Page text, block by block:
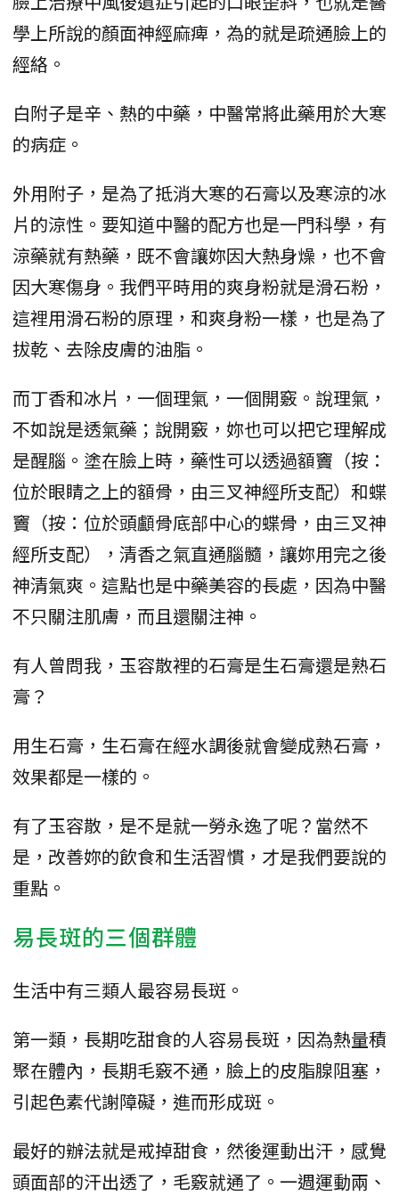
學上所說的顏面神經麻痺，為的就是疏通臉上的
經絡。
白附子是辛、熱的中藥，中醫常將此藥用於大寒
的病症。
外用附子，是為了抵消大寒的石膏以及寒涼的冰
片的涼性。要知道中醫的配方也是一門科學，有
涼藥就有熱藥，既不會讓妳因大熱身燥，也不會
因大寒傷身。我們平時用的爽身粉就是滑石粉，
這裡用滑石粉的原理，和爽身粉一樣，也是為了
拔乾、去除皮膚的油脂。
而丁香和冰片，一個理氣，一個開竅。說理氣，
不如說是透氣藥；說開竅，妳也可以把它理解成
是醒腦。塗在臉上時，藥性可以透過額竇（按：
位於眼睛之上的額骨，由三叉神經所支配）和蝶
竇（按：位於頭顱骨底部中心的蝶骨，由三叉神
經所支配），清香之氣直通腦髓，讓妳用完之後
神清氣爽。這點也是中藥美容的長處，因為中醫
不只關注肌膚，而且還關注神。
有人曾問我，玉容散裡的石膏是生石膏還是熟石
膏？
用生石膏，生石膏在經水調後就會變成熟石膏，
效果都是一樣的。
有了玉容散，是不是就一勞永逸了呢？當然不
是，改善妳的飲食和生活習慣，才是我們要說的
重點。
易長斑的三個群體
生活中有三類人最容易長斑。
第一類，長期吃甜食的人容易長斑，因為熱量積
聚在體內，長期毛竅不通，臉上的皮脂腺阻塞，
引起色素代謝障礙，進而形成斑。
最好的辦法就是戒掉甜食，然後運動出汗，感覺
頭面部的汗出透了，毛竅就通了。一週運動兩、